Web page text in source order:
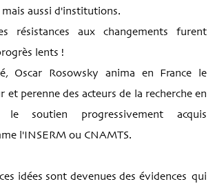
aussi d'institutions.
résistances aux changements furent
lents !
Oscar Rosowsky anima en France le
et perenne des acteurs de la recherche en
le soutien progressivement acquis
l'INSERM ou CNAMTS.
idées sont devenues des évidences qui